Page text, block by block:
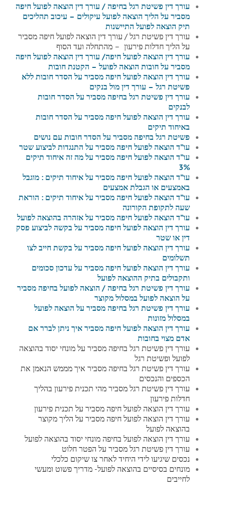
עורך דין פשיטת רגל בחיפה / עורך דין הוצאה לפועל חיפה
מסביר על הליך הוצאה לפועל עיקולים – עיכוב תהליכים
תיק הוצאה לפועל התיישנות
עורך דין פשיטת רגל / עורך דין הוצאה לפועל חיפה מסביר
על הליך חדלות פירעון – מהתחלה ועד הסוף
עורך דין הוצאה לפועל חיפה/ עורך דין הוצאה לפועל חיפה
מסביר על חובות הוצאה לפועל – הקטנת חובות
עורך דין הוצאה לפועל חיפה מסביר על הסדר חובות ללא
פשיטת רגל – עורך דין מול בנקים
עורך דין פשיטת רגל בחיפה מסביר על הסדר חובות
לבנקים
עורך דין הוצאה לפועל חיפה מסביר על הסדר חובות
באיחוד תיקים
פשיטת רגל בחיפה מסביר על הסדר חובות עם נושים
עו”ד הוצאה לפועל חיפה מסביר על התנגדות לביצוע שטר
עו”ד הוצאה לפועל חיפה מסביר על מה זה איחוד תיקים
3%
עו”ד הוצאה לפועל חיפה מסביר על איחוד תיקים : מוגבל
באמצעים או הגבלת אמצעים
עו”ד הוצאה לפועל חיפה מסביר על איחוד תיקים : הוראת
שעה לתקופת הקורונה
עו”ד הוצאה לפועל חיפה מסביר על אזהרה בהוצאה לפועל
עורך דין הוצאה לפועל חיפה מסביר על בקשה לביצוע פסק
דין או שטר
עורך דין הוצאה לפועל חיפה מסביר על בקשת חייב לצו
תשלומים
עורך דין הוצאה לפועל חיפה מסביר על עדכון סכומים
ותקבולים בתיק ההוצאה לפועל
עורך דין פשיטת רגל בחיפה / הוצאה לפועל בחיפה מסביר
על הוצאה לפועל במסלול מקוצר
עורך דין פשיטת רגל בחיפה מסביר על הוצאה לפועל
במסלול מזונות
עורך דין הוצאה לפועל חיפה מסביר איך ניתן לברר אם
אדם מצוי בחובות
עורך דין פשיטת רגל בחיפה מסביר על מונחי יסוד בהוצאה
לפועל ופשיטת רגל
עורך דין פשיטת רגל בחיפה מסביר איך מממש הנאמן את
הכספים והנכסים
עורך דין פשיטת רגל מסביר מהי תכנית פירעון בהליך
חדלות פירעון
עורך דין הוצאה לפועל חיפה מסביר על תכנית פירעון
עורך דין הוצאה לפועל חיפה מסביר על הליך מקוצר
בהוצאה לפועל
עורך דין הוצאה לפועל בחיפה מונחי יסוד בהוצאה לפועל
עורך דין פשיטת רגל מסביר על הפטר חלוט
נכסים שיגיעו לידי היחיד לאחר צו שיקום כלכלי
מונחים בסיסיים בהוצאה לפועל- מדריך פשוט ומעשי
לחייבים